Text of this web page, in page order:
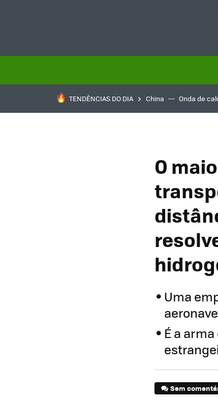
TENDÊNCIAS DO DIA China Onda de
O
Uma
É a
Sem